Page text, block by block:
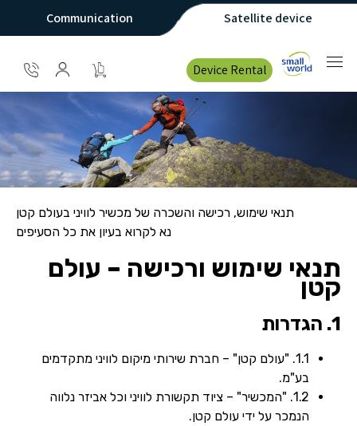
Satellite device
Communication
Device Rental
תנאי שימוש, רכישה והשכרה של מכשיר לוויני בעולם קטן
נא לקרוא בעיון את כל הסעיפים
תנאי שימוש ורכישה – עולם
קטן
1. הגדרות
1.1. "עולם קטן" – חברת שירותי מיקום לוויני מתקדמים
בע"מ.
1.2. "המכשיר" – ציוד תקשורת לוויני וכל אביזר נלווה
הנמכר על ידי עולם קטן.